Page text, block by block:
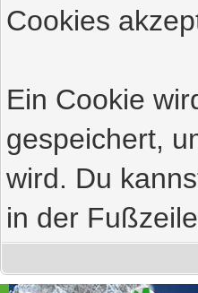
Cookies
Ein Cookie
gespeichert,
wird. Du
in der